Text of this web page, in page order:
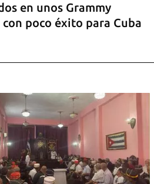
en unos Grammy
poco éxito para Cuba